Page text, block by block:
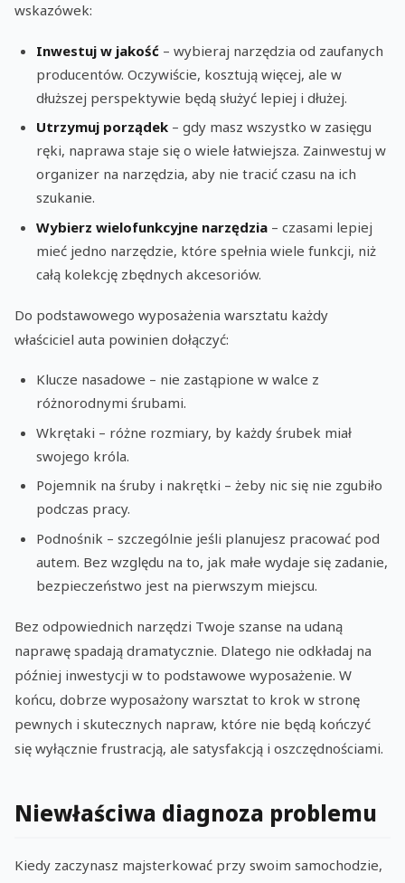
wskazówek:
Inwestuj w jakość – wybieraj narzędzia od zaufanych
producentów. Oczywiście, kosztują więcej, ale w
dłuższej perspektywie będą służyć lepiej i dłużej.
Utrzymuj porządek – gdy masz wszystko w zasięgu
ręki, naprawa staje się o wiele łatwiejsza. Zainwestuj w
organizer na narzędzia, aby nie tracić czasu na ich
szukanie.
Wybierz wielofunkcyjne narzędzia – czasami lepiej
mieć jedno narzędzie, które spełnia wiele funkcji, niż
całą kolekcję zbędnych akcesoriów.
Do podstawowego wyposażenia warsztatu każdy
właściciel auta powinien dołączyć:
Klucze nasadowe – nie zastąpione w walce z
różnorodnymi śrubami.
Wkrętaki – różne rozmiary, by każdy śrubek miał
swojego króla.
Pojemnik na śruby i nakrętki – żeby nic się nie zgubiło
podczas pracy.
Podnośnik – szczególnie jeśli planujesz pracować pod
autem. Bez względu na to, jak małe wydaje się zadanie,
bezpieczeństwo jest na pierwszym miejscu.
Bez odpowiednich narzędzi Twoje szanse na udaną
naprawę spadają dramatycznie. Dlatego nie odkładaj na
później inwestycji w to podstawowe wyposażenie. W
końcu, dobrze wyposażony warsztat to krok w stronę
pewnych i skutecznych napraw, które nie będą kończyć
się wyłącznie frustracją, ale satysfakcją i oszczędnościami.
Niewłaściwa diagnoza problemu
Kiedy zaczynasz majsterkować przy swoim samochodzie,